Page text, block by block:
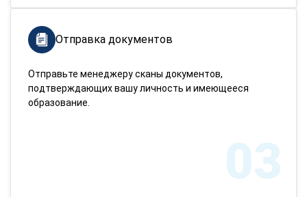
Отправка документов
Отправьте менеджеру сканы документов,
подтверждающих вашу личность и имеющееся
образование.
03